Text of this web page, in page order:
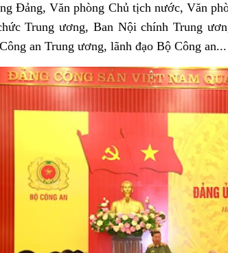
Đảng, Văn phòng Chủ tịch nước, Văn
Trung ương, Ban Nội chính Trung
an Trung ương, lãnh đạo Bộ Công an...